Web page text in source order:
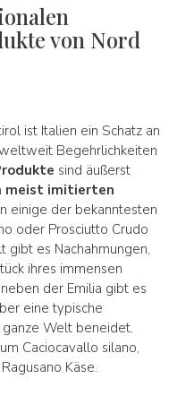
von Nord
ist Italien ein Schatz an
Begehrlichkeiten
sind äußerst
meist imitierten
einige der bekanntesten
oder Prosciutto Crudo
gibt es Nachahmungen,
ihres immensen
der Emilia gibt es
eine typische
Welt beneidet.
Caciocavallo silano,
Käse.